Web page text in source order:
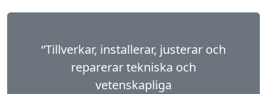
“Tillverkar, installerar, justerar och
reparerar tekniska och
vetenskapliga